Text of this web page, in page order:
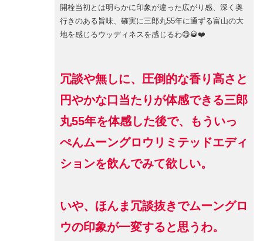
開栓当初とは明らかに印象が違った広がり感、深く奥
行きのある旨味、確実に三郎丸55年に通ずる富山の大
地を感じるウッディネスを感じるわ😋🥃❤️
冗談や無しに、圧倒的な香り高さと
円やかな口当たりが体感できる三郎
丸55年を体感した後で、もういっ
ぺんムーングロウリミテッドエディ
ションを飲んでみて欲しい。
いや、ほんま冗談抜きでムーングロ
ウの印象が一変すると思うわ。